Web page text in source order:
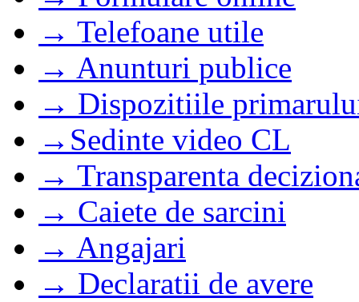
→ Telefoane utile
→ Anunturi publice
→ Dispozitiile
→Sedinte video CL
→ Transparenta
→ Caiete de sarcini
→ Angajari
→ Declaratii de avere